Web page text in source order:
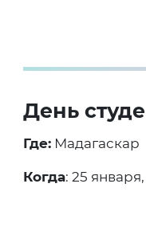
День
Где: Мадагаскар
Когда: 25